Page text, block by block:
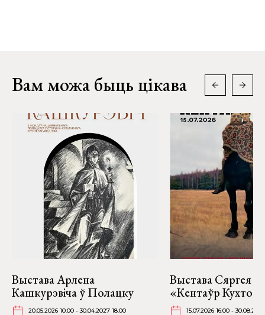
Вам можа быць цікава
Выстава Арлена
Кашкурэвіча ў Полацку
20.05.2026 10:00 - 30.04.2027 18:00
Выстава Сяргея
«Кентаўр Кухто»
15.07.2026 16:00 -